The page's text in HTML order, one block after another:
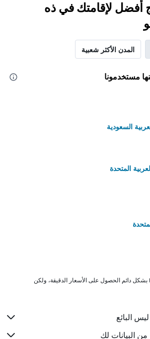
أفضل لإقامتك في ذه
المدن الأكثر شعبية
مستخدمونا
السعودية
المتحدة
من البيانات لك